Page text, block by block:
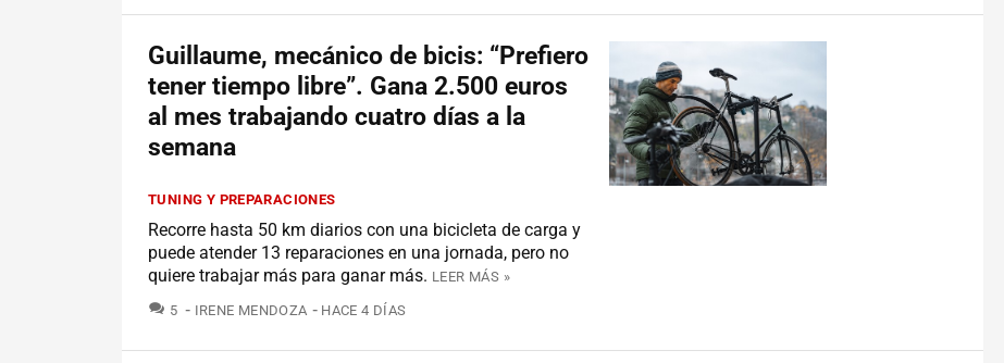
Guillaume, mecánico de bicis: “Prefiero
tener tiempo libre”. Gana 2.500 euros
al mes trabajando cuatro días a la
semana
TUNING Y PREPARACIONES
Recorre hasta 50 km diarios con una bicicleta de carga y
puede atender 13 reparaciones en una jornada, pero no
quiere trabajar más para ganar más. LEER MÁS »
5 COMENTARIOS
IRENE MENDOZA HACE 4 DÍAS